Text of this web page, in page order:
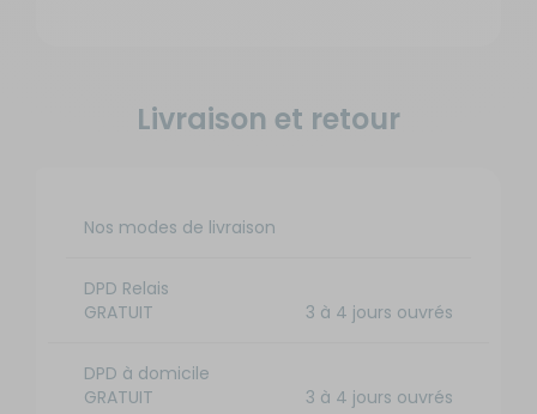
Livraison et retour
Nos modes de livraison
DPD Relais
GRATUIT
3 à 4 jours ouvrés
DPD à domicile
GRATUIT
3 à 4 jours ouvrés